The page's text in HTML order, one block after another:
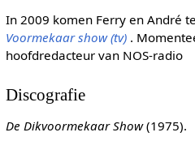
In 2009 komen Ferry en André
Voormekaar show (tv).
hoofdredacteur van NOS-radio
Discografie
De Dikvoormekaar Show(1975).